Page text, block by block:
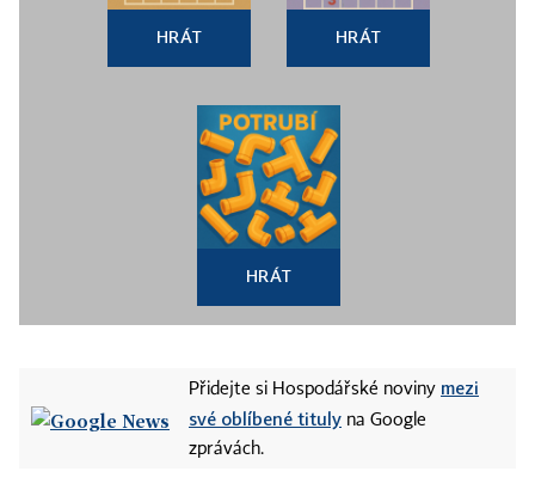
HRÁT HRÁT
HRÁT
Přidejte si Hospodářské noviny mezi
své oblíbené tituly na Google
zprávách.